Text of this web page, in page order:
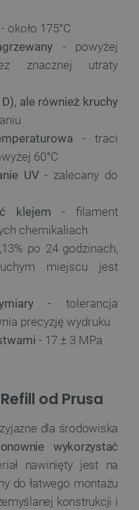
- około 175°C
- powyżej
znacznej utraty
ale również kruchy
- traci
60°C
UV- zalecany do
klejem - filament
chemikaliach
po 24 godzinach,
miejscu jest
- tolerancja
precyzję wydruku
- 17 ± 3 MPa
od Prusa
dla środowiska
wykorzystać
nawinięty jest na
do łatwego montażu
konstrukcji i